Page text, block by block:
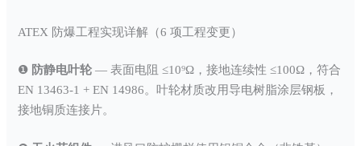
ATEX 防爆工程实现详解（6 项工程变更）
❶ 防静电叶轮 — 表面电阻 ≤10⁹Ω，接地连续性 ≤100Ω，符合
EN 13463-1 + EN 14986。叶轮材质改用导电树脂涂层钢板，
接地铜质连接片。